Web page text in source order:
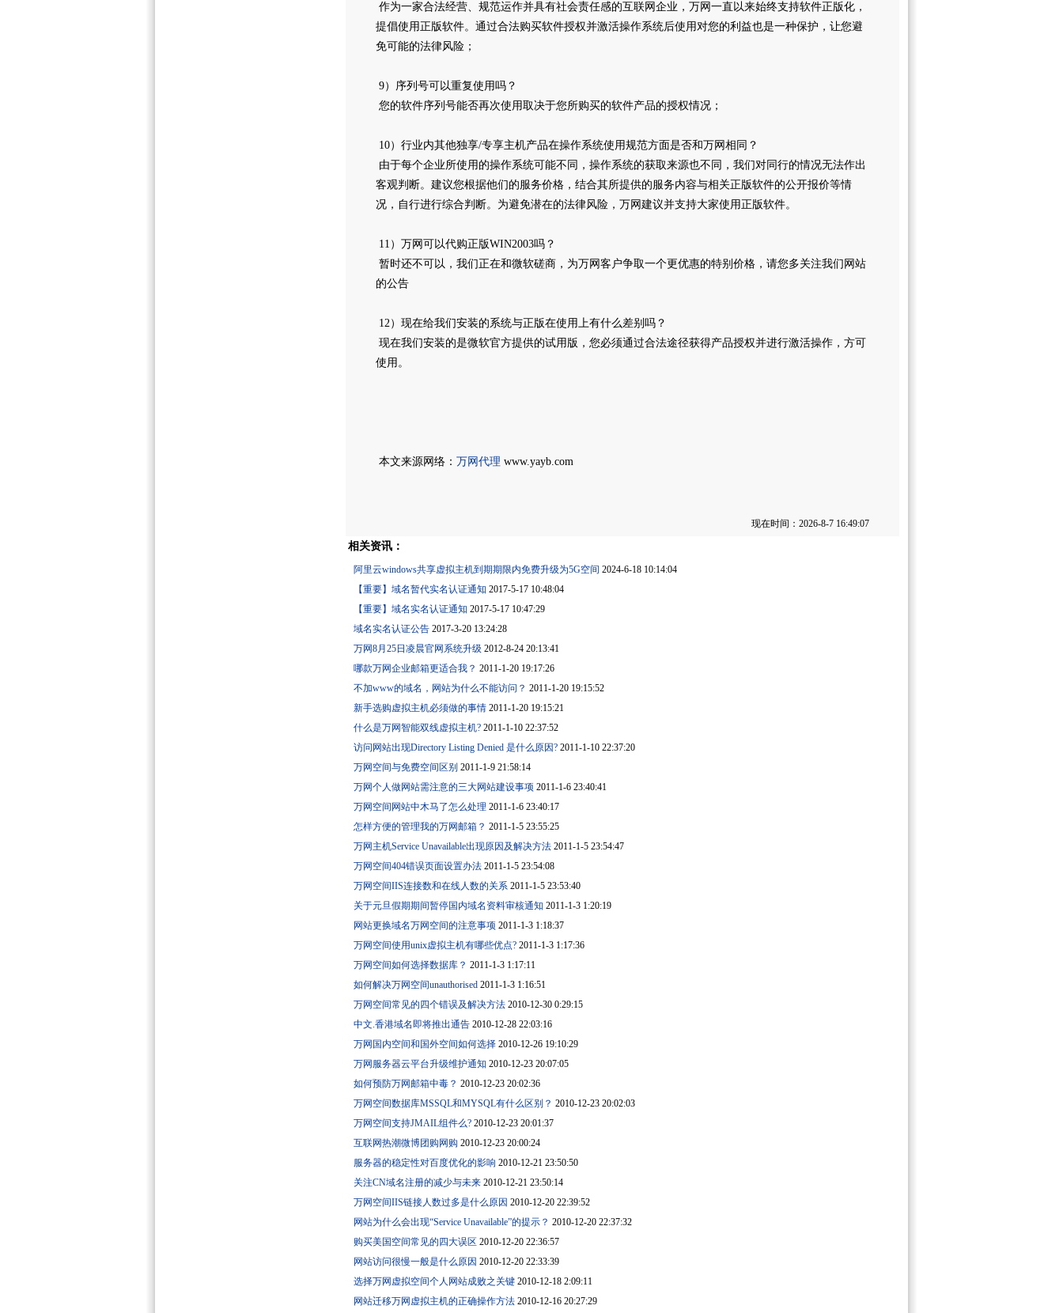
作为一家合法经营、规范运作并具有社会责任感的互联网企业，万网一直以来始终支持软件正版化，
提倡使用正版软件。通过合法购买软件授权并激活操作系统后使用对您的利益也是一种保护，让您避
免可能的法律风险；
9）序列号可以重复使用吗？
您的软件序列号能否再次使用取决于您所购买的软件产品的授权情况；
10）行业内其他独享/专享主机产品在操作系统使用规范方面是否和万网相同？
由于每个企业所使用的操作系统可能不同，操作系统的获取来源也不同，我们对同行的情况无法作出
客观判断。建议您根据他们的服务价格，结合其所提供的服务内容与相关正版软件的公开报价等情
况，自行进行综合判断。为避免潜在的法律风险，万网建议并支持大家使用正版软件。
11）万网可以代购正版WIN2003吗？
暂时还不可以，我们正在和微软磋商，为万网客户争取一个更优惠的特别价格，请您多关注我们网站
的公告
12）现在给我们安装的系统与正版在使用上有什么差别吗？
现在我们安装的是微软官方提供的试用版，您必须通过合法途径获得产品授权并进行激活操作，方可
使用。
本文来源网络： 万网代理 www.yayb.com
现在时间：2026-8-7 16:49:07
相关资讯：
阿里云windows共享虚拟主机到期期限内免费升级为5G空间 2024-6-18 10:14:04
【重要】域名暂代实名认证通知 2017-5-17 10:48:04
【重要】域名实名认证通知 2017-5-17 10:47:29
域名实名认证公告 2017-3-20 13:24:28
万网8月25日凌晨官网系统升级 2012-8-24 20:13:41
哪款万网企业邮箱更适合我？ 2011-1-20 19:17:26
不加www的域名，网站为什么不能访问？ 2011-1-20 19:15:52
新手选购虚拟主机必须做的事情 2011-1-20 19:15:21
什么是万网智能双线虚拟主机? 2011-1-10 22:37:52
访问网站出现Directory Listing Denied 是什么原因? 2011-1-10 22:37:20
万网空间与免费空间区别 2011-1-9 21:58:14
万网个人做网站需注意的三大网站建设事项 2011-1-6 23:40:41
万网空间网站中木马了怎么处理 2011-1-6 23:40:17
怎样方便的管理我的万网邮箱？ 2011-1-5 23:55:25
万网主机Service Unavailable出现原因及解决方法 2011-1-5 23:54:47
万网空间404错误页面设置办法 2011-1-5 23:54:08
万网空间IIS连接数和在线人数的关系 2011-1-5 23:53:40
关于元旦假期期间暂停国内域名资料审核通知 2011-1-3 1:20:19
网站更换域名万网空间的注意事项 2011-1-3 1:18:37
万网空间使用unix虚拟主机有哪些优点? 2011-1-3 1:17:36
万网空间如何选择数据库？ 2011-1-3 1:17:11
如何解决万网空间unauthorised 2011-1-3 1:16:51
万网空间常见的四个错误及解决方法 2010-12-30 0:29:15
中文.香港域名即将推出通告 2010-12-28 22:03:16
万网国内空间和国外空间如何选择 2010-12-26 19:10:29
万网服务器云平台升级维护通知 2010-12-23 20:07:05
如何预防万网邮箱中毒？ 2010-12-23 20:02:36
万网空间数据库MSSQL和MYSQL有什么区别？ 2010-12-23 20:02:03
万网空间支持JMAIL组件么? 2010-12-23 20:01:37
互联网热潮微博团购网购 2010-12-23 20:00:24
服务器的稳定性对百度优化的影响 2010-12-21 23:50:50
关注CN域名注册的减少与未来 2010-12-21 23:50:14
万网空间IIS链接人数过多是什么原因 2010-12-20 22:39:52
网站为什么会出现“Service Unavailable”的提示？ 2010-12-20 22:37:32
购买美国空间常见的四大误区 2010-12-20 22:36:57
网站访问很慢一般是什么原因 2010-12-20 22:33:39
选择万网虚拟空间个人网站成败之关键 2010-12-18 2:09:11
网站迁移万网虚拟主机的正确操作方法 2010-12-16 20:27:29